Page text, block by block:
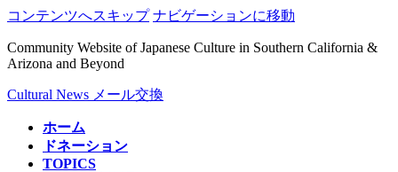
コンテンツへスキップ ナビゲーションに移動
Community Website of Japanese Culture in Southern California &
Arizona and Beyond
Cultural News メール交換
ホーム
ドネーション
TOPICS